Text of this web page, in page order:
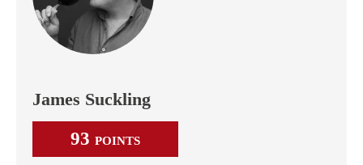
James Suckling
93 POINTS